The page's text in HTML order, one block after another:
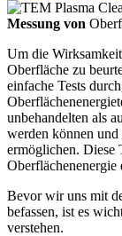
Messung von
Um die Wirksamkeit
Oberfläche zu
einfache Tests
unbehandelten als
werden können
ermöglichen. Diese
Oberflächenenergie
Bevor wir uns mit
befassen, ist es
verstehen.